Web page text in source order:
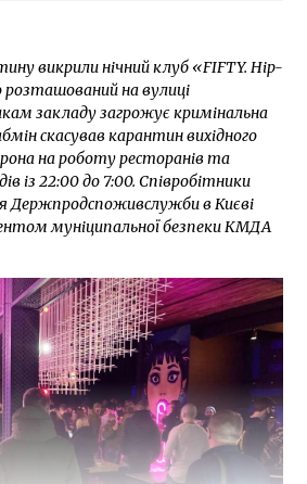
викрили нічний клуб «FIFTY. Hip-
розташований на вулиці
закладу загрожує кримінальна
скасував карантин вихідного
на роботу ресторанів та
із 22:00 до 7:00. Співробітники
Держпродспоживслужби в Києві
муніципальної безпеки КМДА